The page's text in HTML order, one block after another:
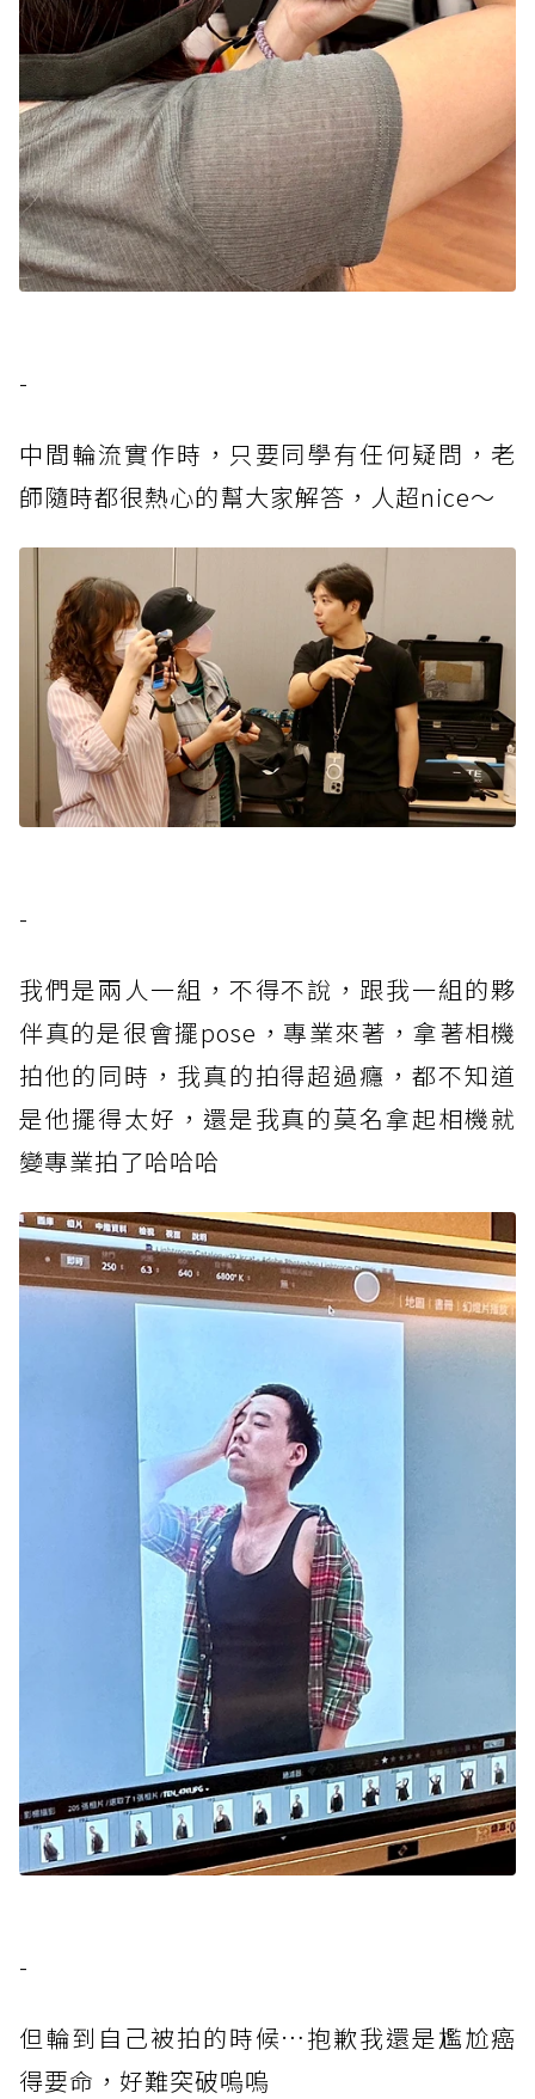
-
中間輪流實作時，只要同學有任何疑問，老
師隨時都很熱心的幫大家解答，人超nice～
-
我們是兩人一組，不得不說，跟我一組的夥
伴真的是很會擺pose，專業來著，拿著相機
拍他的同時，我真的拍得超過癮，都不知道
是他擺得太好，還是我真的莫名拿起相機就
變專業拍了哈哈哈
-
但輪到自己被拍的時候…抱歉我還是尷尬癌
得要命，好難突破嗚嗚